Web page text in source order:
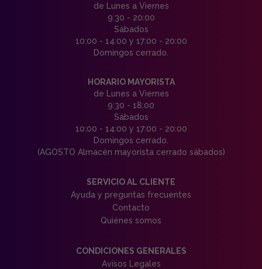
de Lunes a Viernes
9:30 - 20:00
Sábados
10:00 - 14:00 y 17:00 - 20:00
Domingos cerrado.
HORARIO MAYORISTA
de Lunes a Viernes
9:30 - 18:00
Sábados
10:00 - 14:00 y 17:00 - 20:00
Domingos cerrado.
(AGOSTO Almacén mayorista cerrado sábados)
SERVICIO AL CLIENTE
Ayuda y preguntas frecuentes
Contacto
Quiénes somos
CONDICIONES GENERALES
Avisos Legales